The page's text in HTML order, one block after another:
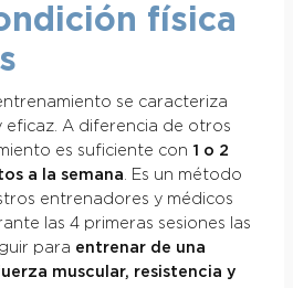
física
se caracteriza
eficaz. A diferencia de otros
es suficiente con 1 o 2
a la semana. Es un método
entrenadores y médicos
las 4 primeras sesiones las
para entrenar de una
muscular, resistencia y